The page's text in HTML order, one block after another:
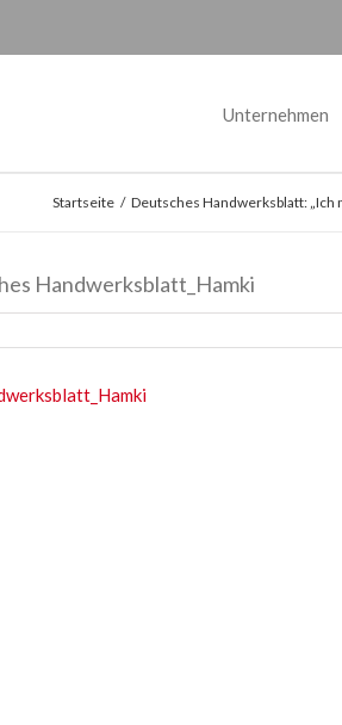
Unternehmen
Startseite / Deutsches Handwerksblatt:
Handwerksblatt_Hamki